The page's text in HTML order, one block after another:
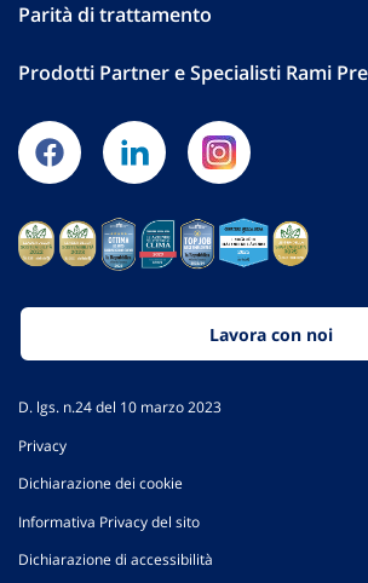
Parità di trattamento
Prodotti Partner e Specialisti Rami
Lavora con noi
D. lgs. n.24 del 10 marzo 2023
Privacy
Dichiarazione dei cookie
Informativa Privacy del sito
Dichiarazione di accessibilità